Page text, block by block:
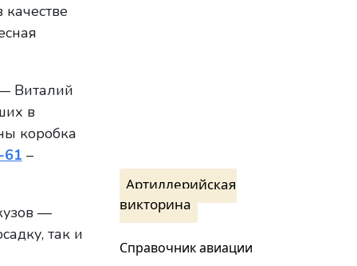
Виталий
в
коробка
61 –
—
так и
Артиллерийская
викторина
Справочник авиации